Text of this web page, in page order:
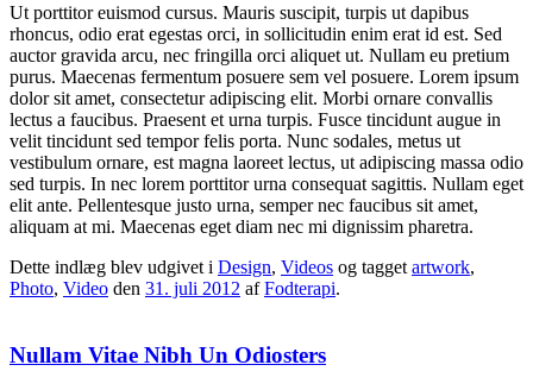
Ut porttitor euismod cursus. Mauris suscipit, turpis ut dapibus
rhoncus, odio erat egestas orci, in sollicitudin enim erat id est. Sed
auctor gravida arcu, nec fringilla orci aliquet ut. Nullam eu pretium
purus. Maecenas fermentum posuere sem vel posuere. Lorem ipsum
dolor sit amet, consectetur adipiscing elit. Morbi ornare convallis
lectus a faucibus. Praesent et urna turpis. Fusce tincidunt augue in
velit tincidunt sed tempor felis porta. Nunc sodales, metus ut
vestibulum ornare, est magna laoreet lectus, ut adipiscing massa odio
sed turpis. In nec lorem porttitor urna consequat sagittis. Nullam eget
elit ante. Pellentesque justo urna, semper nec faucibus sit amet,
aliquam at mi. Maecenas eget diam nec mi dignissim pharetra.
Dette indlæg blev udgivet i Design, Videos og tagget artwork,
Photo, Video den 31. juli 2012 afFodterapi.
Nullam Vitae Nibh Un Odiosters